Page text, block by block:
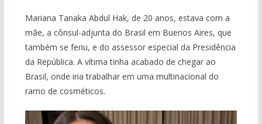
Mariana Tanaka Abdul Hak, de 20 anos, estava com a
mãe, a cônsul-adjunta do Brasil em Buenos Aires, que
também se feriu, e do assessor especial da Presidência
da República. A vítima tinha acabado de chegar ao
Brasil, onde iria trabalhar em uma multinacional do
ramo de cosméticos.